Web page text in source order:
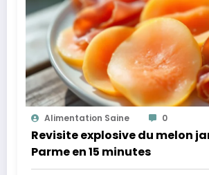
Alimentation Saine 0
Revisite explosive du melon
Parme en 15 minutes